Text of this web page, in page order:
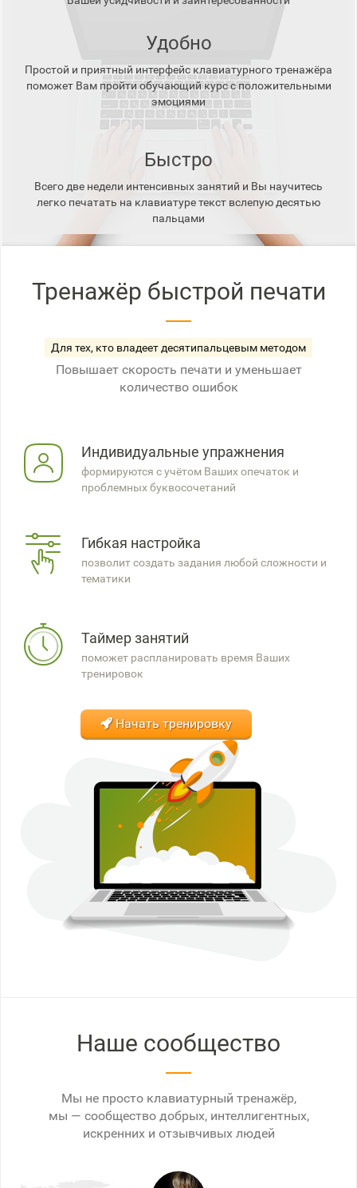
Удобно
Простой и приятный интерфейс клавиатурного тренажёра
поможет Вам пройти обучающий курс с положительными
эмоциями
Быстро
Всего две недели интенсивных занятий и Вы научитесь
легко печатать на клавиатуре текст вслепую десятью
пальцами
Тренажёр быстрой печати
Для тех, кто владеет десятипальцевым методом
Повышает скорость печати и уменьшает
количество ошибок
Индивидуальные упражнения
формируются с учётом Ваших опечаток и
проблемных буквосочетаний
Гибкая настройка
позволит создать задания любой сложности и
тематики
Таймер занятий
поможет распланировать время Ваших
тренировок
Начать тренировку
Наше сообщество
Мы не просто клавиатурный тренажёр,
мы — сообщество добрых, интеллигентных,
искренних и отзывчивых людей